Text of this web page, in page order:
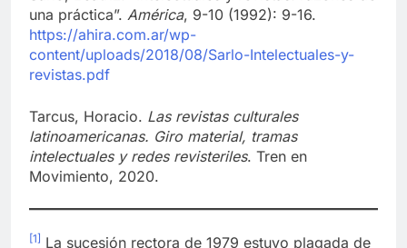
Sarlo, Beatriz. “Intelectuales y revistas: razones de
una práctica”.América, 9-10 (1992): 9-16.
https://ahira.com.ar/wp-
content/uploads/2018/08/Sarlo-Intelectuales-y-
Tarcus, Horacio. Las revistas culturales
latinoamericanas. Giro material, tramas
intelectuales y redes revisteriles